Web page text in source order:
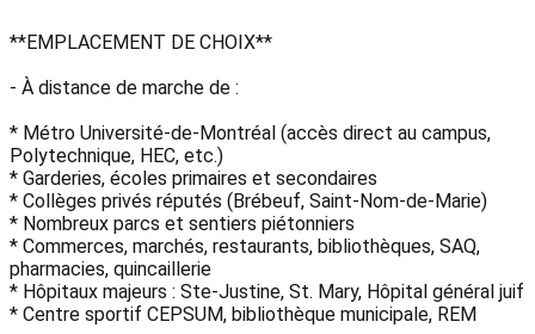
**EMPLACEMENT DE CHOIX**
- À distance de marche de :
* Métro Université-de-Montréal (accès direct au campus,
Polytechnique, HEC, etc.)
* Garderies, écoles primaires et secondaires
* Collèges privés réputés (Brébeuf, Saint-Nom-de-Marie)
* Nombreux parcs et sentiers piétonniers
* Commerces, marchés, restaurants, bibliothèques, SAQ,
pharmacies, quincaillerie
* Hôpitaux majeurs : Ste-Justine, St. Mary, Hôpital général juif
* Centre sportif CEPSUM, bibliothèque municipale, REM